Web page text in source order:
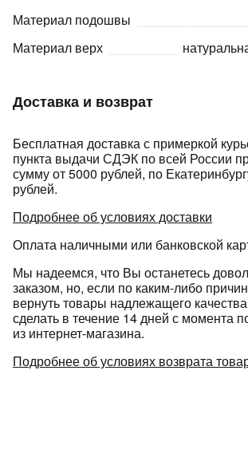
Доставка и возврат
Бесплатная доставка с примеркой
пункта выдачи СДЭК по всей России
сумму от 5000 рублей, по
рублей.
Подробнее об условиях доставки
Оплата наличными или банковской
Мы надеемся, что Вы останетесь
заказом, но, если по каким-либо
вернуть товары надлежащего
сделать в течение 14 дней с момента
из интернет-магазина.
Подробнее об условиях возврата
Материал подошвы
Материал верх